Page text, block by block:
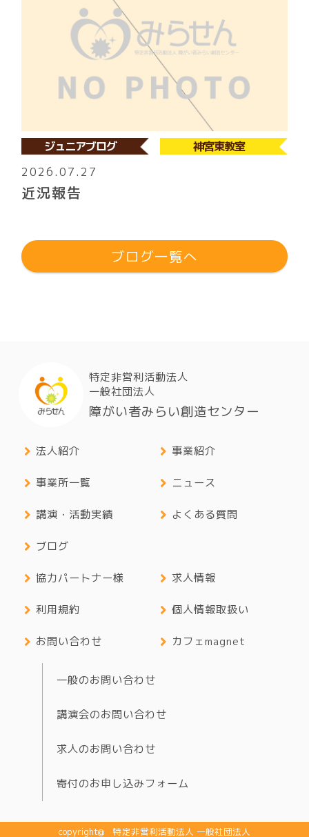
ジュニアブログ
神宮東教室
2026.07.27
近況報告
ブログ一覧へ
特定非営利活動法人
一般社団法人
障がい者みらい創造センター
法人紹介
事業所一覧
講演・活動実績
ブログ
事業紹介
ニュース
よくある質問
協力パートナー様
利用規約
お問い合わせ
一般のお問い合わせ
講演会のお問い合わせ
求人のお問い合わせ
寄付のお申し込みフォーム
求人情報
個人情報取扱い
カフェmagnet
copyright@ 特定非営利活動法人 一般社団法人